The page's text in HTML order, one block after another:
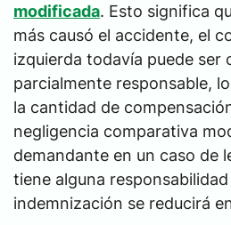
modificada. Esto significa
más causó el accidente, el
izquierda todavía puede ser
parcialmente responsable,
la cantidad de
negligencia comparativa
demandante en un caso de
tiene alguna
indemnización se reducirá